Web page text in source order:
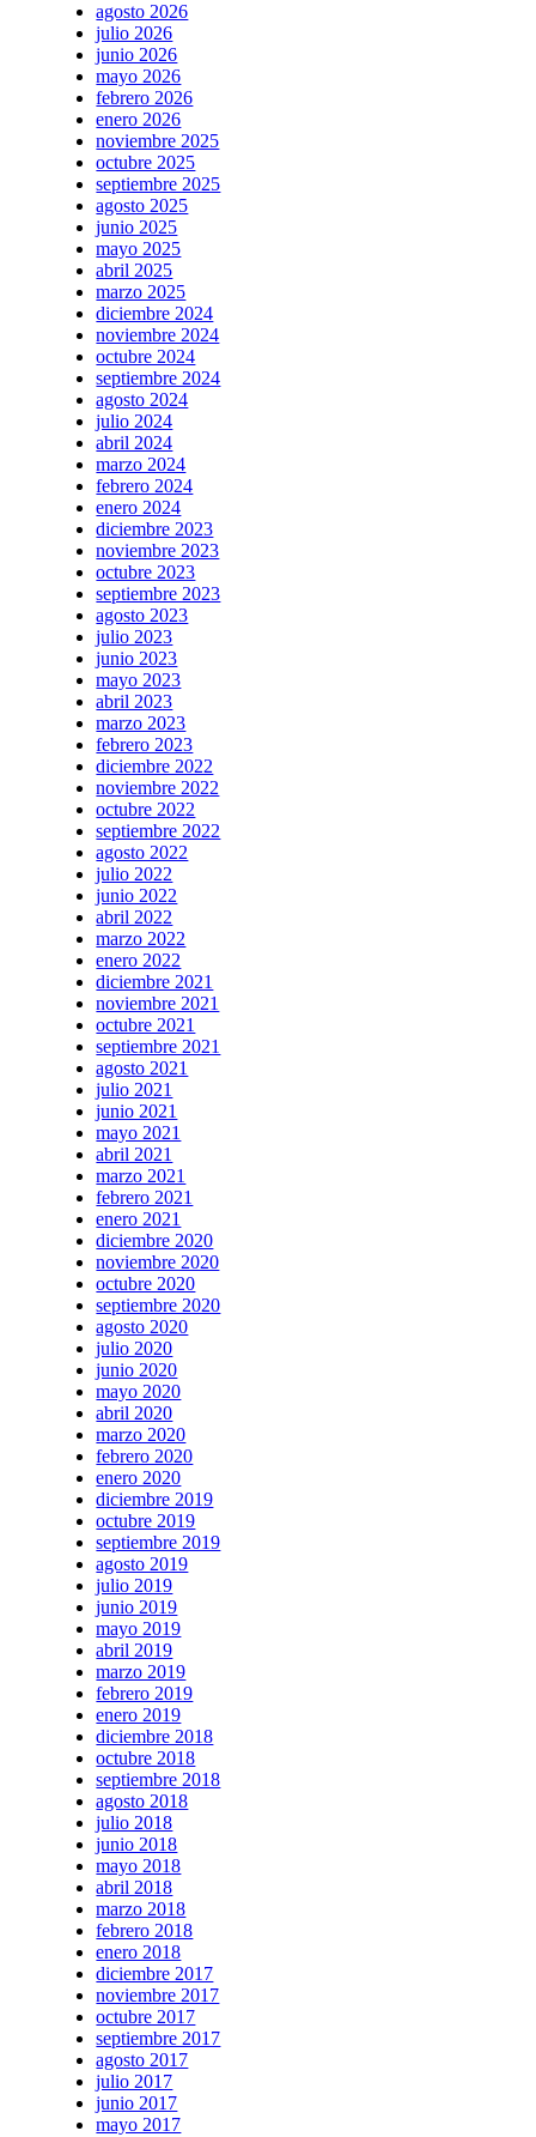
agosto 2026
julio 2026
junio 2026
mayo 2026
febrero 2026
enero 2026
noviembre 2025
octubre 2025
septiembre 2025
agosto 2025
junio 2025
mayo 2025
abril 2025
marzo 2025
diciembre 2024
noviembre 2024
octubre 2024
septiembre 2024
agosto 2024
julio 2024
abril 2024
marzo 2024
febrero 2024
enero 2024
diciembre 2023
noviembre 2023
octubre 2023
septiembre 2023
agosto 2023
julio 2023
junio 2023
mayo 2023
abril 2023
marzo 2023
febrero 2023
diciembre 2022
noviembre 2022
octubre 2022
septiembre 2022
agosto 2022
julio 2022
junio 2022
abril 2022
marzo 2022
enero 2022
diciembre 2021
noviembre 2021
octubre 2021
septiembre 2021
agosto 2021
julio 2021
junio 2021
mayo 2021
abril 2021
marzo 2021
febrero 2021
enero 2021
diciembre 2020
noviembre 2020
octubre 2020
septiembre 2020
agosto 2020
julio 2020
junio 2020
mayo 2020
abril 2020
marzo 2020
febrero 2020
enero 2020
diciembre 2019
octubre 2019
septiembre 2019
agosto 2019
julio 2019
junio 2019
mayo 2019
abril 2019
marzo 2019
febrero 2019
enero 2019
diciembre 2018
octubre 2018
septiembre 2018
agosto 2018
julio 2018
junio 2018
mayo 2018
abril 2018
marzo 2018
febrero 2018
enero 2018
diciembre 2017
noviembre 2017
octubre 2017
septiembre 2017
agosto 2017
julio 2017
junio 2017
mayo 2017